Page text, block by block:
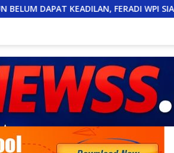
KEADILAN, FERADI WPI SIAP